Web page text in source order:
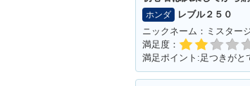
ホンダ
レブル２５０
ニックネーム：ミスター
満足度：